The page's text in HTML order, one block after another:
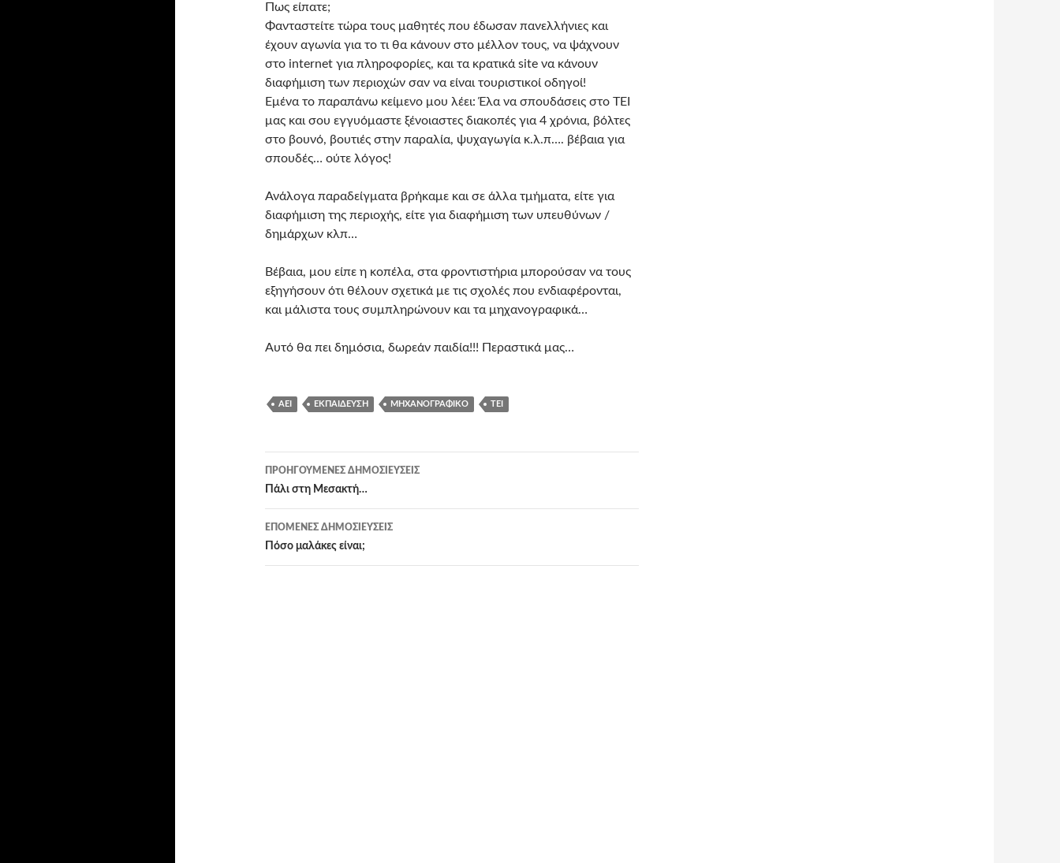
Πως είπατε;
Φανταστείτε τώρα τους μαθητές που έδωσαν πανελλήνιες και
έχουν αγωνία για το τι θα κάνουν στο μέλλον τους, να ψάχνουν
στο internet για πληροφορίες, και τα κρατικά site να κάνουν
διαφήμιση των περιοχών σαν να είναι τουριστικοί οδηγοί!
Εμένα το παραπάνω κείμενο μου λέει: Έλα να σπουδάσεις στο ΤΕΙ
μας και σου εγγυόμαστε ξένοιαστες διακοπές για 4 χρόνια, βόλτες
στο βουνό, βουτιές στην παραλία, ψυχαγωγία κ.λ.π…. βέβαια για
σπουδές… ούτε λόγος!
Ανάλογα παραδείγματα βρήκαμε και σε άλλα τμήματα, είτε για
διαφήμιση της περιοχής, είτε για διαφήμιση των υπευθύνων /
δημάρχων κλπ…
Βέβαια, μου είπε η κοπέλα, στα φροντιστήρια μπορούσαν να τους
εξηγήσουν ότι θέλουν σχετικά με τις σχολές που ενδιαφέρονται,
και μάλιστα τους συμπληρώνουν και τα μηχανογραφικά…
Αυτό θα πει δημόσια, δωρεάν παιδία!!! Περαστικά μας…
ΑΕΙ ΕΚΠΑΊΔΕΥΣΗ ΜΗΧΑΝΟΓΡΑΦΙΚΌ ΤΕΙ
Πλοήγηση
άρθρων
ΠΡΟΗΓΟΎΜΕΝΕΣ ΔΗΜΟΣΙΕΎΣΕΙΣ
Πάλι στη Μεσακτή…
ΕΠΌΜΕΝΕΣ ΔΗΜΟΣΙΕΎΣΕΙΣ
Πόσο μαλάκες είναι;